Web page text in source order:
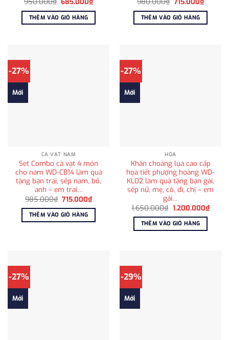
là:
950.000₫.
hiện
tại
685.000₫.
THÊM VÀO GIỎ HÀNG là:
980.000₫.
hiện
tại
THÊM VÀO GIỎ HÀNG
-27%
Mới
CÀ VẠT NAM
Set Combo cà vạt 4 món
cho nam WD-CB14 làm quà
tặng bạn trai, sếp nam, bố,
anh – em trai…
985.000₫ Giá
là:
985.000₫.
715.000₫Giá
hiện
tại
715.000₫.
THÊM VÀO GIỎ HÀNG
-27%
Mới
HỎA
Khăn choàng lụa cao cấp
họa tiết phượng hoàng WD-
KL02 làm quà tặng bạn gái,
sếp nữ, mẹ, cô, dì, chị – em
gái…
1.650.000₫ Giá
là:
1.650.000₫.
1.200.000₫Giá
hiện
THÊM VÀO GIỎ HÀNG
-27%
Mới
-29%
Mới